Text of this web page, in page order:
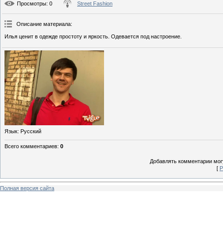
Просмотры: 0 Street Fashion
Описание материала:
Илья ценит в одежде простоту и яркость. Одевается под настроение.
Язык: Русский
Всего комментариев: 0
Добавлять комментарии
[
Полная версия сайта